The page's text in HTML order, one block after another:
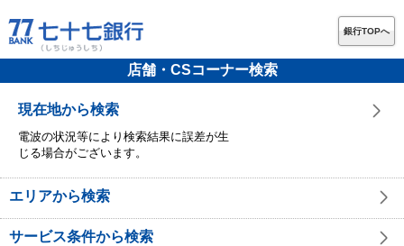
銀行TOPへ
店舗・CSコーナー検索
現在地から検索
電波の状況等により検索結果に誤差が生
じる場合がございます。
エリアから検索
サービス条件から検索